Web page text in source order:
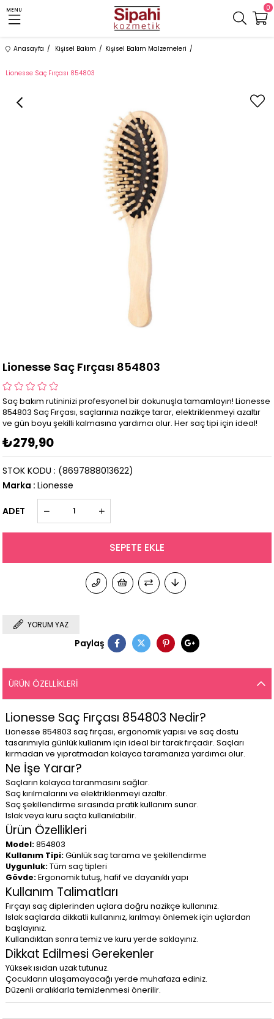
MENU 0
Anasayfa Kişisel Bakım Kişisel Bakım Malzemeleri
Lionesse Saç Fırçası 854803
Lionesse Saç Fırçası 854803
Saç bakım rutininizi profesyonel bir dokunuşla tamamlayın! Lionesse
854803 Saç Fırçası, saçlarınızı nazikçe tarar, elektriklenmeyi azaltır
ve gün boyu şekilli kalmasına yardımcı olur. Her saç tipi için ideal!
₺279,90
STOK KODU
(8697888013622)
Marka : Lionesse
ADET
YORUM YAZ
Paylaş
ÜRÜN ÖZELLIKLERI
Lionesse Saç Fırçası 854803 Nedir?
Lionesse 854803 saç fırçası, ergonomik yapısı ve saç dostu
tasarımıyla günlük kullanım için ideal bir tarak fırçadır. Saçları
kırmadan ve yıpratmadan kolayca taramanıza yardımcı olur.
Ne İşe Yarar?
Saçların kolayca taranmasını sağlar.
Saç kırılmalarını ve elektriklenmeyi azaltır.
Saç şekillendirme sırasında pratik kullanım sunar.
Islak veya kuru saçta kullanılabilir.
Ürün Özellikleri
Model:854803
Kullanım Tipi:Günlük saç tarama ve şekillendirme
Uygunluk:Tüm saç tipleri
Gövde:Ergonomik tutuş, hafif ve dayanıklı yapı
Kullanım Talimatları
Fırçayı saç diplerinden uçlara doğru nazikçe kullanınız.
Islak saçlarda dikkatli kullanınız, kırılmayı önlemek için uçlardan
başlayınız.
Kullandıktan sonra temiz ve kuru yerde saklayınız.
Dikkat Edilmesi Gerekenler
Yüksek ısıdan uzak tutunuz.
Çocukların ulaşamayacağı yerde muhafaza ediniz.
Düzenli aralıklarla temizlenmesi önerilir.